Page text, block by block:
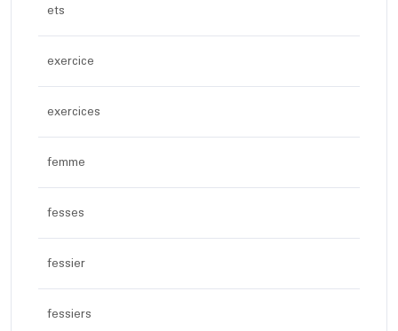
ets
exercice
exercices
femme
fesses
fessier
fessiers